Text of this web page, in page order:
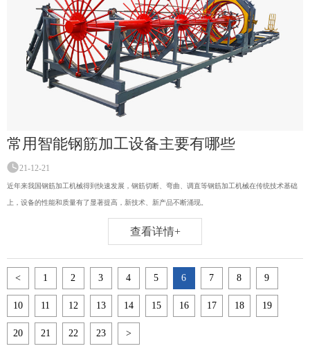
常用智能钢筋加工设备主要有哪些
21-12-21
近年来我国钢筋加工机械得到快速发展，钢筋切断、弯曲、调直等钢筋加工机械在传统技术基础
上，设备的性能和质量有了显著提高，新技术、新产品不断涌现。
查看详情+
< 1 2 3 4 5 6 7 8 9
10 11 12 13 14 15 16 17 18 19
20 21 22 23 >